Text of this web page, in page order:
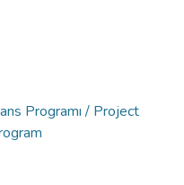
Programı / Project